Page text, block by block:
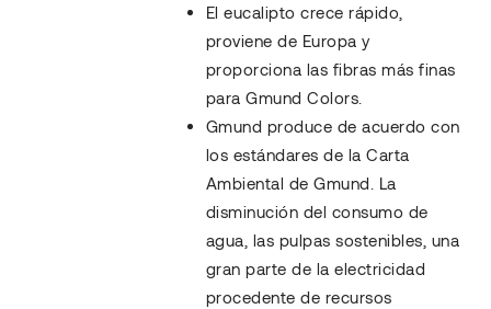
El eucalipto crece rápido,
proviene de Europa y
proporciona las fibras más finas
para Gmund Colors.
Gmund produce de acuerdo con
los estándares de la Carta
Ambiental de Gmund. La
disminución del consumo de
agua, las pulpas sostenibles, una
gran parte de la electricidad
procedente de recursos